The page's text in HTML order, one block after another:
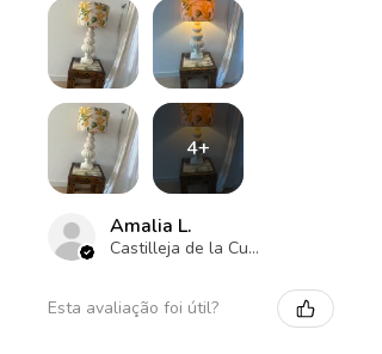
4+
Amalia L.
Castilleja de la Cuesta , ES-AN
Esta avaliação foi útil?